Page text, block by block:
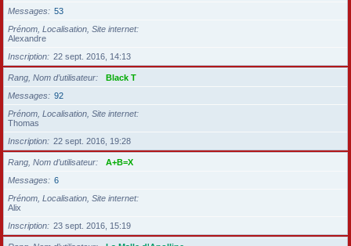
Messages
53
Prénom, Localisation, Site internet
Alexandre
Inscription
22 sept. 2016, 14:13
Rang, Nom d’utilisateur
Black T
Messages
92
Prénom, Localisation, Site internet
Thomas
Inscription
22 sept. 2016, 19:28
Rang, Nom d’utilisateur
A+B=X
Messages
6
Prénom, Localisation, Site internet
Alix
Inscription
23 sept. 2016, 15:19